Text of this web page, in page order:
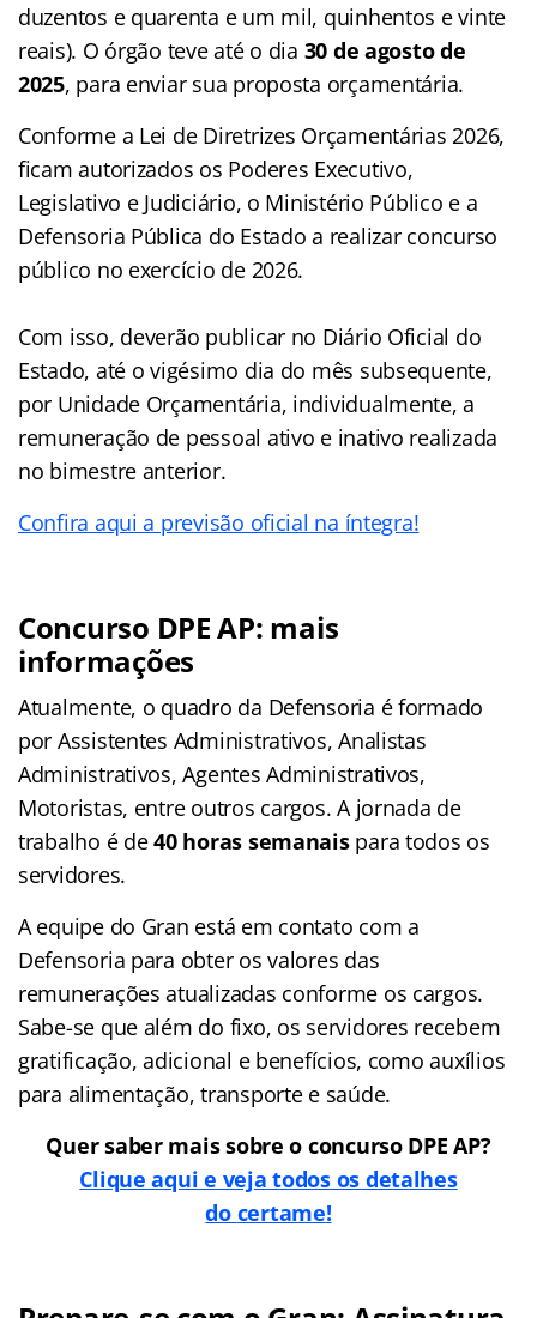
duzentos e quarenta e um mil, quinhentos e vinte
reais). O órgão teve até o dia 30 de agosto de
2025, para enviar sua proposta orçamentária.
Conforme a Lei de Diretrizes Orçamentárias 2026,
ficam autorizados os Poderes Executivo,
Legislativo e Judiciário, o Ministério Público e a
Defensoria Pública do Estado a realizar concurso
público no exercício de 2026.
Com isso, deverão publicar no Diário Oficial do
Estado, até o vigésimo dia do mês subsequente,
por Unidade Orçamentária, individualmente, a
remuneração de pessoal ativo e inativo realizada
no bimestre anterior.
Confira aqui a previsão oficial na íntegra!
Concurso DPE AP: mais
informações
Atualmente, o quadro da Defensoria é formado
por Assistentes Administrativos, Analistas
Administrativos, Agentes Administrativos,
Motoristas, entre outros cargos. A jornada de
trabalho é de40 horas semanaispara todos os
servidores.
A equipe do Gran está em contato com a
Defensoria para obter os valores das
remunerações atualizadas conforme os cargos.
Sabe-se que além do fixo, os servidores recebem
gratificação, adicional e benefícios, como auxílios
para alimentação, transporte e saúde.
Quer saber mais sobre o concurso DPE AP?
Clique aqui e veja todos os detalhes
do certame!